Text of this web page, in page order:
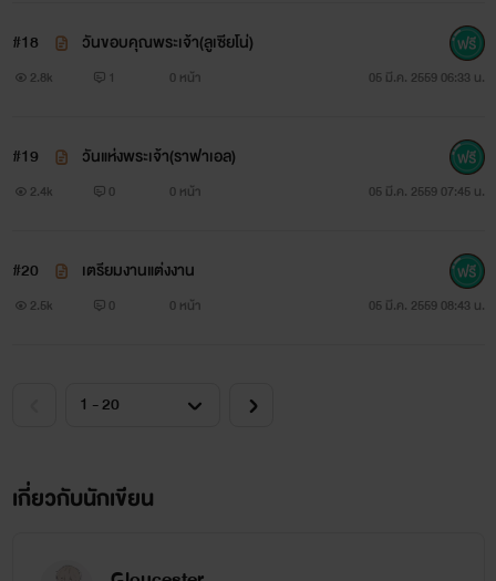
#18 วันขอบคุณพระเจ้า(ลูเซียโน่)
2.8k 1 0 หน้า 05 มี.ค. 2559 06:33 น.
#19 วันแห่งพระเจ้า(ราฟาเอล)
2.4k 0 0 หน้า 05 มี.ค. 2559 07:45 น.
#20 เตรียมงานแต่งงาน
2.5k 0 0 หน้า 05 มี.ค. 2559 08:43 น.
เกี่ยวกับนักเขียน